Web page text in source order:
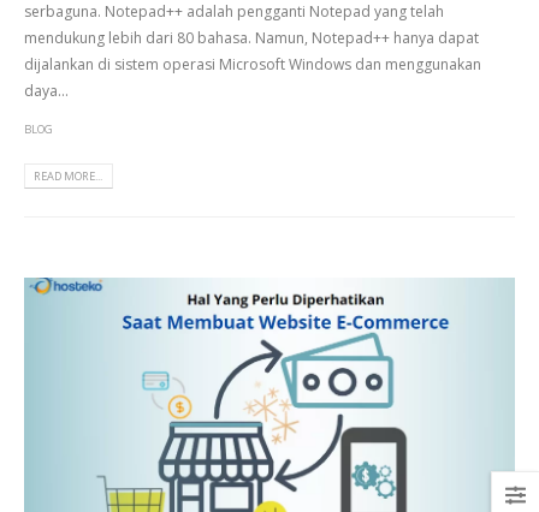
serbaguna. Notepad++ adalah pengganti Notepad yang telah
mendukung lebih dari 80 bahasa. Namun, Notepad++ hanya dapat
dijalankan di sistem operasi Microsoft Windows dan menggunakan
daya...
BLOG
READ MORE...